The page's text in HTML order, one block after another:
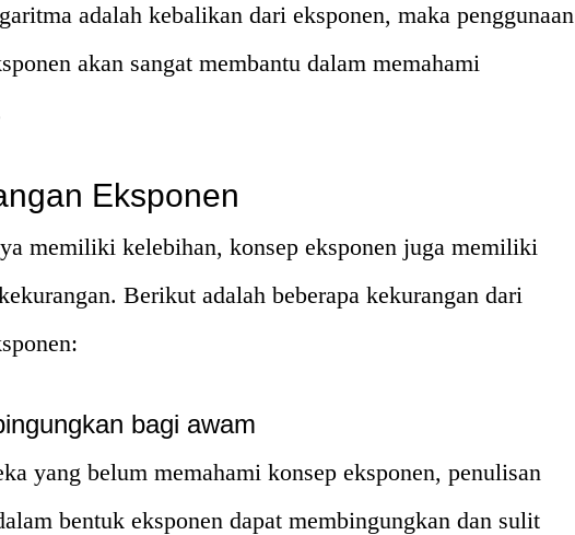
adalah kebalikan dari eksponen, maka penggunaan
akan sangat membantu dalam memahami
Eksponen
memiliki kelebihan, konsep eksponen juga memiliki
Berikut adalah beberapa kekurangan dari
bagi awam
yang belum memahami konsep eksponen, penulisan
bentuk eksponen dapat membingungkan dan sulit